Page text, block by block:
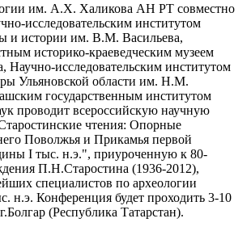
им. А.Х. Халикова АН РТ совместно
исследовательским институтом
и истории им. В.М. Васильева,
историко-краеведческим музеем
исследовательским институтом
Ульяновской области им. Н.М.
государственным институтом
проводит всероссийскую научную
чтения: Опорные
Поволжья и Прикамья первой
I тыс. н.э.", приуроченную к 80-
П.Н.Старостина (1936-2012),
специалистов по археологии
н.э. Конференция будет проходить 3-10
(Республика Татарстан).